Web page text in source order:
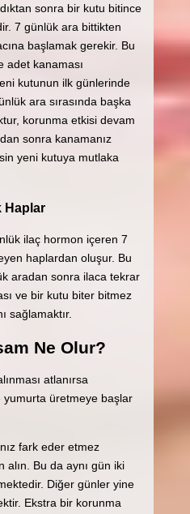
sonra bir kutu bitince
7 günlük ara bittikten
başlamak gerekir. Bu
adet kanaması
kutunun ilk günlerinde
ara sırasında başka
korunma etkisi devam
sonra kanamanız
yeni kutuya mutlaka
Haplar
ilaç hormon içeren 7
haplardan oluşur. Bu
aradan sonra ilaca tekrar
ve bir kutu biter bitmez
sağlamaktır.
Ne Olur?
atlanırsa
yumurta üretmeye başlar
fark eder etmez
alın. Bu da aynı gün iki
Diğer günler yine
Ekstra bir korunma